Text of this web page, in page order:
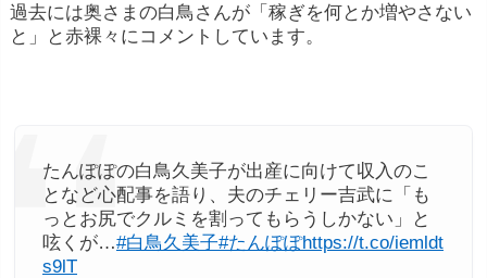
過去には奥さまの白鳥さんが「稼ぎを何とか増やさない
と」と赤裸々にコメントしています。
たんぽぽの白鳥久美子が出産に向けて収入のこ
となど心配事を語り、夫のチェリー吉武に「も
っとお尻でクルミを割ってもらうしかない」と
呟くが…#白鳥久美子#たんぽぽhttps://t.co/iemldt
s9lT